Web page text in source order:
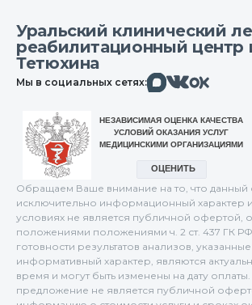
Уральский клинический
реабилитационный центр
Тетюхина
Мы в социальных сетях:МаксВконтакте
Обращаем Ваше внимание на то, что данный
исключительно информационный характер
условиях не является публичной офертой,
положениями положениями ч. 2 ст. 437 ГК
готовности результатов анализов,
информативный характер, являются
время и могут быть изменены на дату
предложение не является публичной